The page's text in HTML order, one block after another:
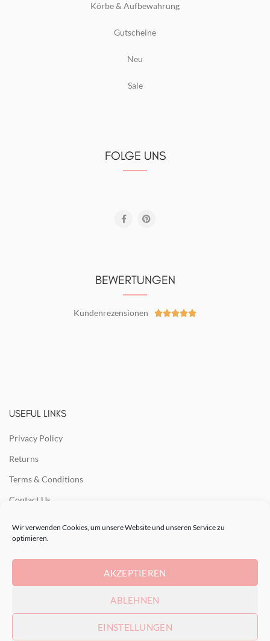
Wir verwenden Cookies, um unsere Website und unseren Service zu
optimieren.
AKZEPTIEREN
ABLEHNEN
EINSTELLUNGEN
Körbe & Aufbewahrung
Gutscheine
Neu
Sale
FOLGE UNS
BEWERTUNGEN
Kundenrezensionen 
USEFUL LINKS
Privacy Policy
Returns
Terms & Conditions
Contact Us
Our Sitemap
RECENT POSTS